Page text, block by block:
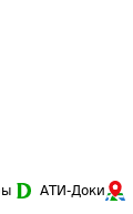
АТИ-Доки